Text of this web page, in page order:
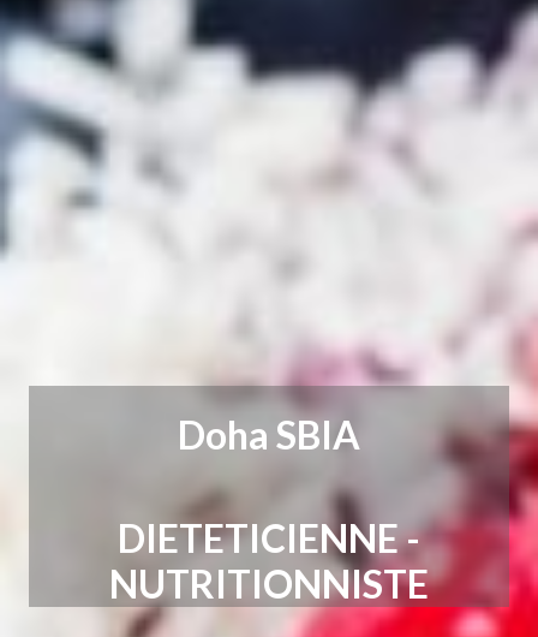
Doha SBIA
DIETETICIENNE -
NUTRITIONNISTE